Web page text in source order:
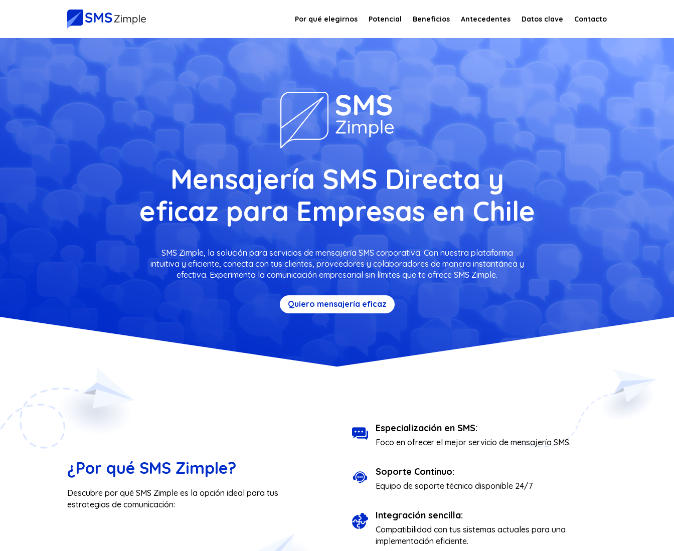
Por qué elegirnos Potencial Beneficios Antecedentes Datos clave Contacto
Mensajería SMS Directa y
eficaz para Empresas en Chile
SMS Zimple, la solución para servicios de mensajería SMS corporativa. Con nuestra plataforma
intuitiva y eficiente, conecta con tus clientes, proveedores y colaboradores de manera instantánea y
efectiva. Experimenta la comunicación empresarial sin límites que te ofrece SMS Zimple.
Quiero mensajería eficaz
¿Por qué SMS Zimple?
Descubre por qué SMS Zimple es la opción ideal para tus
estrategias de comunicación:
Especialización en SMS:
Foco en ofrecer el mejor servicio de mensajería SMS.
Soporte Continuo:
Equipo de soporte técnico disponible 24/7
Integración sencilla:
Compatibilidad con tus sistemas actuales para una
implementación eficiente.